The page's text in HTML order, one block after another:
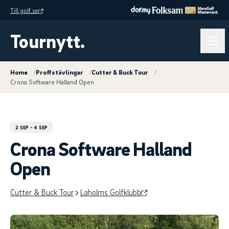
Till golf.se
Tournytt.
Home /Proffstävlingar /Cutter & Buck Tour
/
Crona Software Halland Open
2 SEP - 4 SEP
Crona Software Halland
Open
Cutter & Buck Tour Laholms Golfklubb